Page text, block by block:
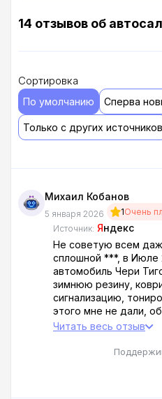
14 отзывов об
Сортировка
По умолчанию Сперва
Только с других источников
Михаил Кобанов
5 января 2026 1Очень
Источник: Яндекс
Не советую всем
сплошной ***, в Июле
автомобиль Чери
зимнюю резину,
сигнализацию,
этого мне не дали,
объединится всем
обманывать.
Читать весь отзыв